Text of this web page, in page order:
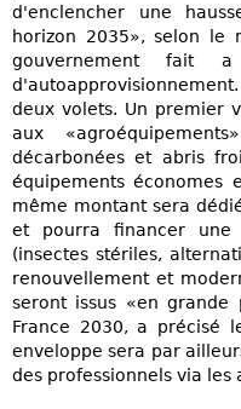
d'enclencher une
horizon 2035», selon le
gouvernement fait
deux volets. Un premier
aux
décarbonées et abris
équipements économes
même montant sera
et pourra financer une
(insectes stériles,
renouvellement et
seront issus «en grande
France 2030, a précisé
enveloppe sera par
des professionnels via